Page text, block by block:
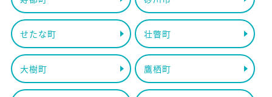
せたな町 壮瞥町
大樹町 鷹栖町